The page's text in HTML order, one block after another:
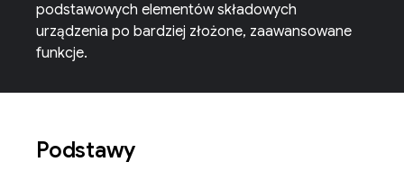
podstawowych elementów składowych
urządzenia po bardziej złożone, zaawansowane
funkcje.
Podstawy